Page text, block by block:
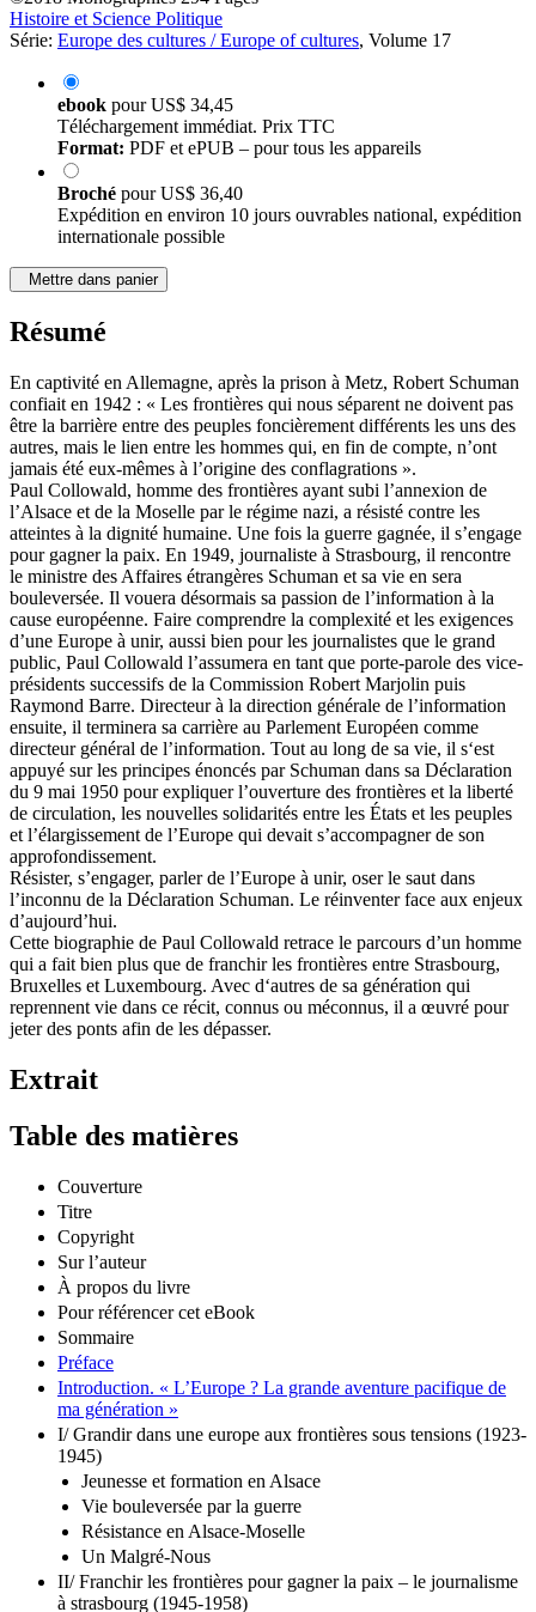
Histoire et Science Politique
Série: Europe des cultures / Europe of cultures, Volume 17
ebook pourUS$ 34,45
Téléchargement immédiat. Prix TTC
Format: PDF et ePUB – pour tous les appareils
Broché pourUS$ 36,40
Expédition en environ 10 jours ouvrables national, expédition
internationale possible
Mettre dans panier
Résumé
En captivité en Allemagne, après la prison à Metz, Robert Schuman
confiait en 1942 : « Les frontières qui nous séparent ne doivent pas
être la barrière entre des peuples foncièrement différents les uns des
autres, mais le lien entre les hommes qui, en fin de compte, n’ont
jamais été eux-mêmes à l’origine des conflagrations ».
Paul Collowald, homme des frontières ayant subi l’annexion de
l’Alsace et de la Moselle par le régime nazi, a résisté contre les
atteintes à la dignité humaine. Une fois la guerre gagnée, il s’engage
pour gagner la paix. En 1949, journaliste à Strasbourg, il rencontre
le ministre des Affaires étrangères Schuman et sa vie en sera
bouleversée. Il vouera désormais sa passion de l’information à la
cause européenne. Faire comprendre la complexité et les exigences
d’une Europe à unir, aussi bien pour les journalistes que le grand
public, Paul Collowald l’assumera en tant que porte-parole des vice-
présidents successifs de la Commission Robert Marjolin puis
Raymond Barre. Directeur à la direction générale de l’information
ensuite, il terminera sa carrière au Parlement Européen comme
directeur général de l’information. Tout au long de sa vie, il s‘est
appuyé sur les principes énoncés par Schuman dans sa Déclaration
du 9 mai 1950 pour expliquer l’ouverture des frontières et la liberté
de circulation, les nouvelles solidarités entre les États et les peuples
et l’élargissement de l’Europe qui devait s’accompagner de son
approfondissement.
Résister, s’engager, parler de l’Europe à unir, oser le saut dans
l’inconnu de la Déclaration Schuman. Le réinventer face aux enjeux
d’aujourd’hui.
Cette biographie de Paul Collowald retrace le parcours d’un homme
qui a fait bien plus que de franchir les frontières entre Strasbourg,
Bruxelles et Luxembourg. Avec d‘autres de sa génération qui
reprennent vie dans ce récit, connus ou méconnus, il a œuvré pour
jeter des ponts afin de les dépasser.
Extrait
Table des matières
Couverture
Titre
Copyright
Sur l’auteur
À propos du livre
Pour référencer cet eBook
Sommaire
Préface
Introduction. « L’Europe ? La grande aventure pacifique de
ma génération »
I/ Grandir dans une europe aux frontières sous tensions (1923-
1945)
Jeunesse et formation en Alsace
Vie bouleversée par la guerre
Résistance en Alsace-Moselle
Un Malgré-Nous
II/ Franchir les frontières pour gagner la paix – le journalisme
à strasbourg (1945-1958)